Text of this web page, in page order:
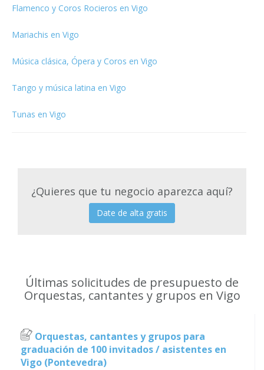
Flamenco y Coros Rocieros en Vigo
Mariachis en Vigo
Música clásica, Ópera y Coros en Vigo
Tango y música latina en Vigo
Tunas en Vigo
¿Quieres que tu negocio aparezca aquí?
Date de alta gratis
Últimas solicitudes de presupuesto de
Orquestas, cantantes y grupos en Vigo
Orquestas, cantantes y grupos para
graduación de 100 invitados / asistentes en
Vigo (Pontevedra)